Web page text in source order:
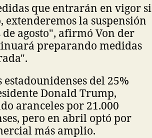
que entrarán en vigor si
extenderemos la suspensión
agosto", afirmó Von der
preparando medidas
del 25%
Donald Trump,
aranceles por 21.000
pero en abril optó por
más amplio.